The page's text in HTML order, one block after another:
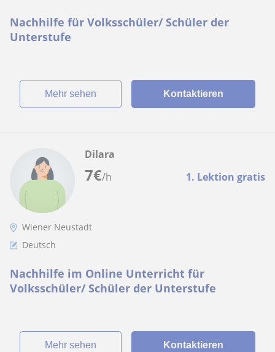
Nachhilfe für Volksschüler/ Schüler der
Unterstufe
Mehr sehen Kontaktieren
7€/h 1. Lektion gratis
Dilara
Wiener Neustadt
Deutsch
Nachhilfe im Online Unterricht für
Volksschüler/ Schüler der Unterstufe
Mehr sehen Kontaktieren